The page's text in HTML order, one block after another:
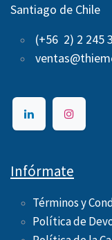
Santiago de Chile
(+56 2) 2 245
Infórmate
Términos y
Política de